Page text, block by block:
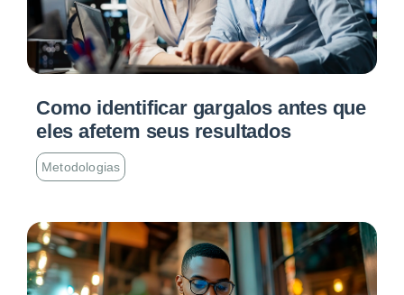
Como identificar gargalos antes que
eles afetem seus resultados
Metodologias